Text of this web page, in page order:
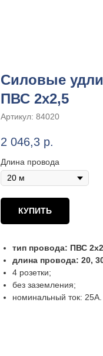
Силовые
ПВС 2х2,5
Артикул: 84020
2 046,3 р.
Длина провода
КУПИТЬ
тип провода: ПВС
длина провода: 20,
4 розетки;
без заземления;
номинальный ток: 25А.